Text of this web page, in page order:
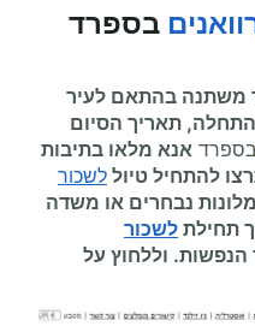
בספרד
משתנה בהתאם לעיר
תאריך הסיום
בספרד אנא מלאו בתיבות
להתחיל טיול לשכור
נבחרים או משדה
תחילת לשכור
וללחוץ על